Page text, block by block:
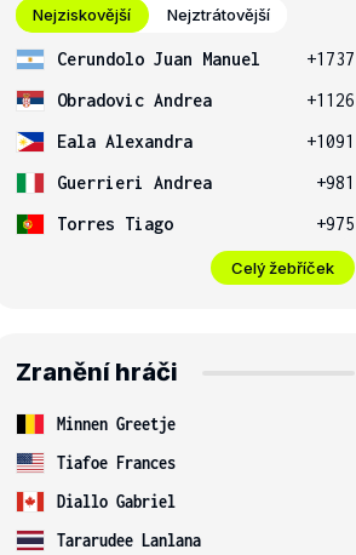
Nejziskovější Nejztrátovější
Cerundolo Juan Manuel
+1737
Obradovic Andrea
+1126
Eala Alexandra
+1091
Guerrieri Andrea
+981
Torres Tiago
+975
Celý žebříček
Zranění hráči
Minnen Greetje
Tiafoe Frances
Diallo Gabriel
Tararudee Lanlana